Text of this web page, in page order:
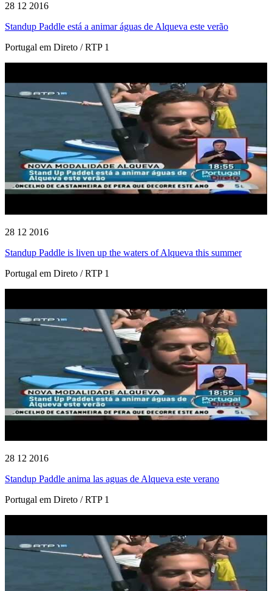
28 12 2016
Standup Paddle está a animar águas de Alqueva este verão
Portugal em Direto / RTP 1
28 12 2016
Standup Paddle is liven up the waters of Alqueva this summer
Portugal em Direto / RTP 1
28 12 2016
Standup Paddle anima las aguas de Alqueva este verano
Portugal em Direto / RTP 1